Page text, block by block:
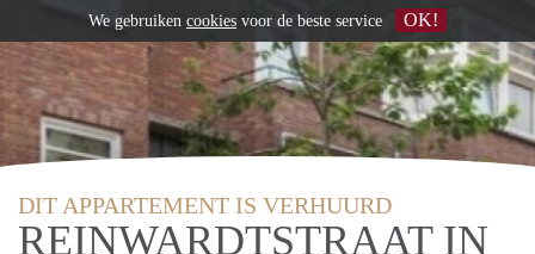
DIT APPARTEMENT IS VERHUURD
REINWARDTSTRAAT IN
We gebruiken cookies voor de beste service OK!